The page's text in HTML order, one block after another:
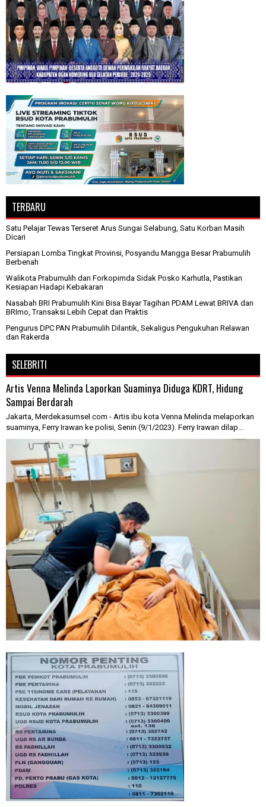
TERBARU
Satu Pelajar Tewas Terseret Arus Sungai Selabung, Satu Korban Masih
Dicari
Persiapan Lomba Tingkat Provinsi, Posyandu Mangga Besar Prabumulih
Berbenah
Walikota Prabumulih dan Forkopimda Sidak Posko Karhutla, Pastikan
Kesiapan Hadapi Kebakaran
Nasabah BRI Prabumulih Kini Bisa Bayar Tagihan PDAM Lewat BRIVA dan
BRImo, Transaksi Lebih Cepat dan Praktis
Pengurus DPC PAN Prabumulih Dilantik, Sekaligus Pengukuhan Relawan
dan Rakerda
SELEBRITI
Artis Venna Melinda Laporkan Suaminya Diduga KDRT, Hidung
Sampai Berdarah
Jakarta, Merdekasumsel.com - Artis ibu kota Venna Melinda melaporkan
suaminya, Ferry Irawan ke polisi, Senin (9/1/2023). Ferry Irawan dilap...